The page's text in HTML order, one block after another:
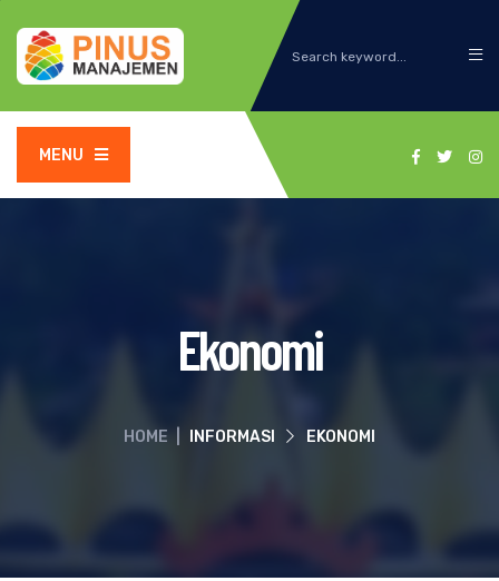
MENU
Ekonomi
HOME INFORMASI EKONOMI